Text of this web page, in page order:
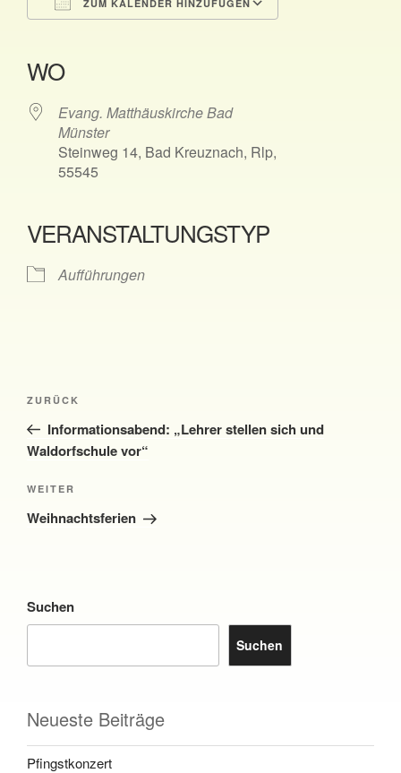
ZUM KALENDER HINZUFÜGEN
WO
Evang. Matthäuskirche Bad
Münster
Steinweg 14, Bad Kreuznach, Rlp,
55545
VERANSTALTUNGSTYP
Aufführungen
Beitragsnavigation
Vorheriger
Beitrag
ZURÜCK
Informationsabend: „Lehrer stellen sich und
Waldorfschule vor“
Nächster
Beitrag
WEITER
Weihnachtsferien
Suchen
Suchen
Neueste Beiträge
Pfingstkonzert